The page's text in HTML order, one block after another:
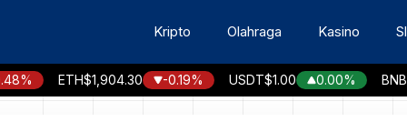
Kripto Olahraga Kasino
ETH$1,904.30 -0.19% USDT $1.00 0.00% BNB